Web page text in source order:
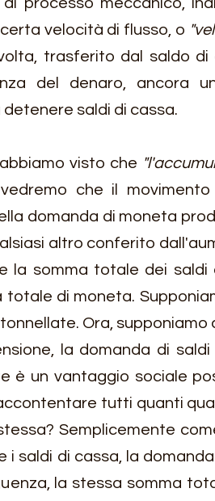
processo meccanico,
velocità di flusso, o
trasferito dal saldo di
del denaro, ancora
saldi di cassa.
visto che
che il
domanda di moneta
altro conferito
la somma totale dei
di moneta.
Ora, supponiamo
la domanda di
è un vantaggio sociale
tutti quanti
Semplicemente
i saldi di cassa, la
la stessa somma